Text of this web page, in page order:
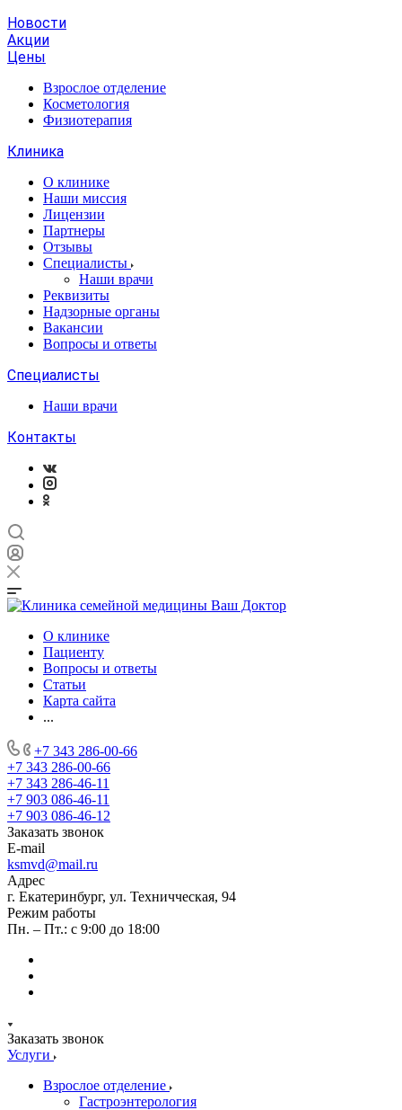
Новости
Акции
Цены
Взрослое отделение
Косметология
Физиотерапия
Клиника
О клинике
Наши миссия
Лицензии
Партнеры
Отзывы
Специалисты
Наши врачи
Реквизиты
Надзорные органы
Вакансии
Вопросы и ответы
Специалисты
Наши врачи
Контакты
О клинике
Пациенту
Вопросы и ответы
Статьи
Карта сайта
...
+7 343 286-00-66
+7 343 286-00-66
+7 343 286-46-11
+7 903 086-46-11
+7 903 086-46-12
Заказать звонок
E-mail
ksmvd@mail.ru
Адрес
г. Екатеринбург, ул. Техничческая, 94
Режим работы
Пн. – Пт.: с 9:00 до 18:00
Заказать звонок
Услуги
Взрослое отделение
Гастроэнтерология